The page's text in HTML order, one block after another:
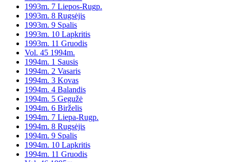
1993m. 7 Liepos-Rugp.
1993m. 8 Rugsėjis
1993m. 9 Spalis
1993m. 10 Lapkritis
1993m. 11 Gruodis
Vol. 45 1994m.
1994m. 1 Sausis
1994m. 2 Vasaris
1994m. 3 Kovas
1994m. 4 Balandis
1994m. 5 Gegužė
1994m. 6 Birželis
1994m. 7 Liepa-Rugp.
1994m. 8 Rugsėjis
1994m. 9 Spalis
1994m. 10 Lapkritis
1994m. 11 Gruodis